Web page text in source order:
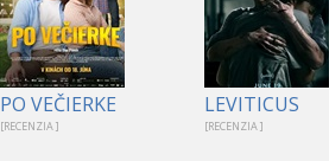
PO VEČIERKE
[RECENZIA ]
LEVITICUS
[RECENZIA ]